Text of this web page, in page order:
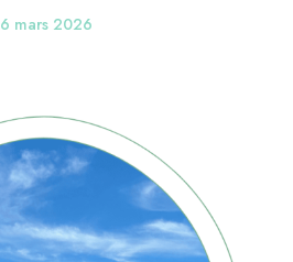
6 mars 2026